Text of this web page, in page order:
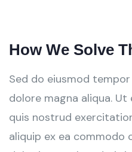
How We Solve
Sed do eiusmod
dolore magna aliqua. Ut
quis nostrud
aliquip ex ea commodo